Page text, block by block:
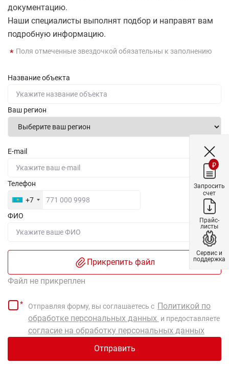
документацию.
Наши специалисты выполнят подбор и направят вам
подробную информацию.
Поля отмеченные звездочкой обязательны к заполнению
Название объекта
Ваш регион
E-mail
Телефон
+7
ФИО
Прикрепить файл
Файл не прикреплен
Отправляя форму, вы соглашаетесь с Политикой по
обработке персональных данных и предоставляете
согласие на обработку персональных данных
Отправить
₽
Запросить
счет
Прайс-
листы
Сервис и
поддержка